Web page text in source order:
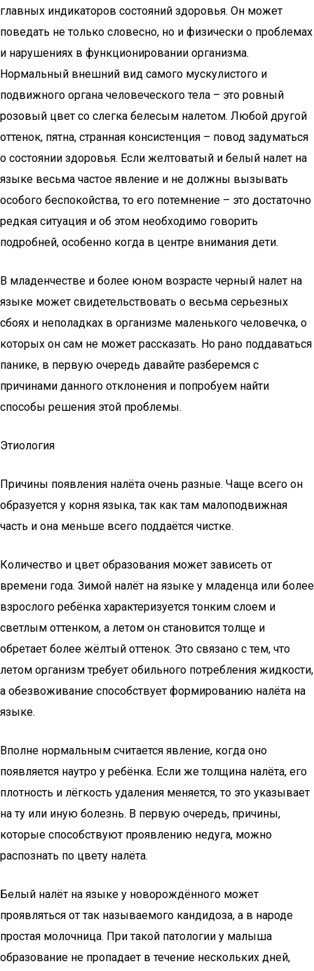
главных индикаторов состояний здоровья. Он может
поведать не только словесно, но и физически о проблемах
и нарушениях в функционировании организма.
Нормальный внешний вид самого мускулистого и
подвижного органа человеческого тела – это ровный
розовый цвет со слегка белесым налетом. Любой другой
оттенок, пятна, странная консистенция – повод задуматься
о состоянии здоровья. Если желтоватый и белый налет на
языке весьма частое явление и не должны вызывать
особого беспокойства, то его потемнение – это достаточно
редкая ситуация и об этом необходимо говорить
подробней, особенно когда в центре внимания дети.
В младенчестве и более юном возрасте черный налет на
языке может свидетельствовать о весьма серьезных
сбоях и неполадках в организме маленького человечка, о
которых он сам не может рассказать. Но рано поддаваться
панике, в первую очередь давайте разберемся с
причинами данного отклонения и попробуем найти
способы решения этой проблемы.
Этиология
Причины появления налёта очень разные. Чаще всего он
образуется у корня языка, так как там малоподвижная
часть и она меньше всего поддаётся чистке.
Количество и цвет образования может зависеть от
времени года. Зимой налёт на языке у младенца или более
взрослого ребёнка характеризуется тонким слоем и
светлым оттенком, а летом он становится толще и
обретает более жёлтый оттенок. Это связано с тем, что
летом организм требует обильного потребления жидкости,
а обезвоживание способствует формированию налёта на
языке.
Вполне нормальным считается явление, когда оно
появляется наутро у ребёнка. Если же толщина налёта, его
плотность и лёгкость удаления меняется, то это указывает
на ту или иную болезнь. В первую очередь, причины,
которые способствуют проявлению недуга, можно
распознать по цвету налёта.
Белый налёт на языке у новорождённого может
проявляться от так называемого кандидоза, а в народе
простая молочница. При такой патологии у малыша
образование не пропадает в течение нескольких дней,